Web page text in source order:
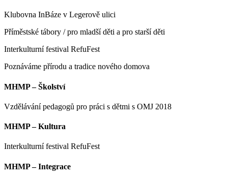
Klubovna InBáze v Legerově ulici
Příměstské tábory / pro mladší děti a pro starší děti
Interkulturní festival RefuFest
Poznáváme přírodu a tradice nového domova
MHMP – Školství
Vzdělávání pedagogů pro práci s dětmi s OMJ 2018
MHMP – Kultura
Interkulturní festival RefuFest
MHMP – Integrace